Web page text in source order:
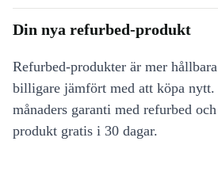
Din nya refurbed-produkt
Refurbed-produkter är mer
billigare jämfört med att köpa
månaders garanti med refurbed
produkt gratis i 30 dagar.